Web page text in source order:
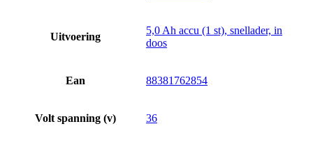
Uitvoering
5,0 Ah accu (1 st), snellader, in
doos
Ean 88381762854
Volt spanning (v) 36